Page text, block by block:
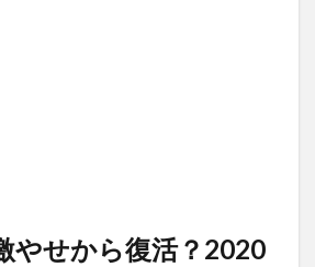
やせから復活？2020